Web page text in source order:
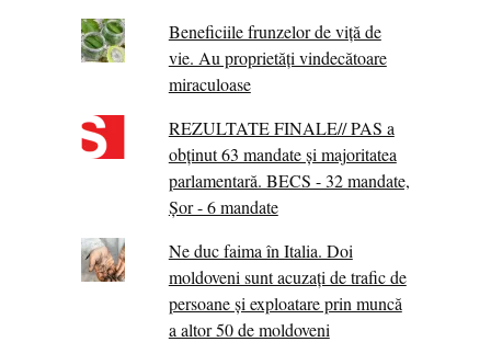
Beneficiile frunzelor de viță de
vie. Au proprietăţi vindecătoare
miraculoase
REZULTATE FINALE// PAS a
obținut 63 mandate și majoritatea
parlamentară. BECS - 32 mandate,
Șor - 6 mandate
Ne duc faima în Italia. Doi
moldoveni sunt acuzați de trafic de
persoane și exploatare prin muncă
a altor 50 de moldoveni